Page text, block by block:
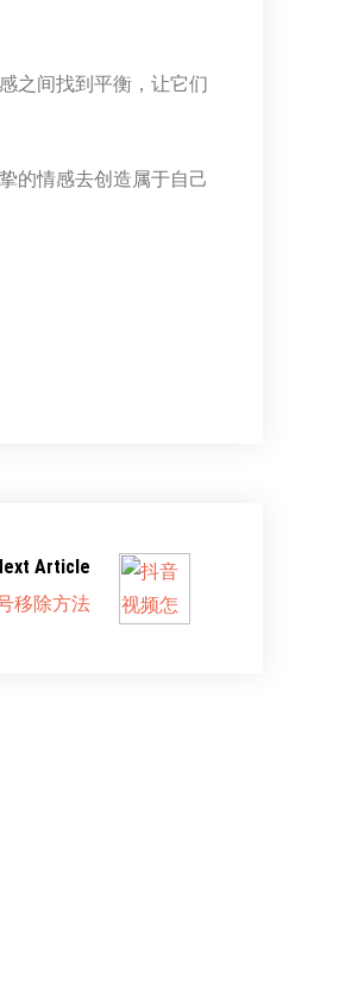
之间找到平衡，让它们
的情感去创造属于自己
Article
移除方法